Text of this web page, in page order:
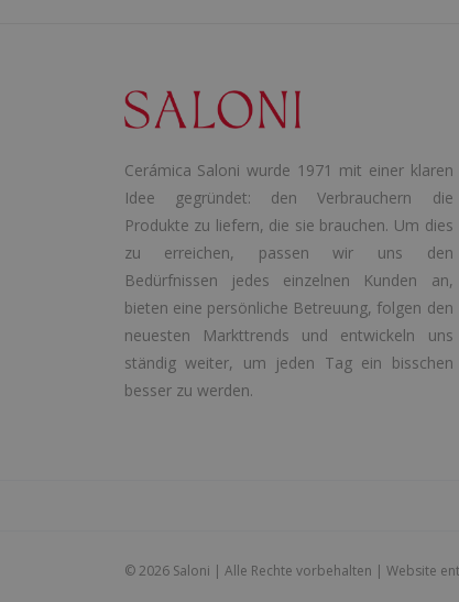
Cerámica Saloni wurde 1971 mit einer klaren
Idee gegründet: den Verbrauchern die
Produkte zu liefern, die sie brauchen. Um dies
zu erreichen, passen wir uns den
Bedürfnissen jedes einzelnen Kunden an,
bieten eine persönliche Betreuung, folgen den
neuesten Markttrends und entwickeln uns
ständig weiter, um jeden Tag ein bisschen
besser zu werden.
©2026 Saloni | Alle Rechte vorbehalten | Website